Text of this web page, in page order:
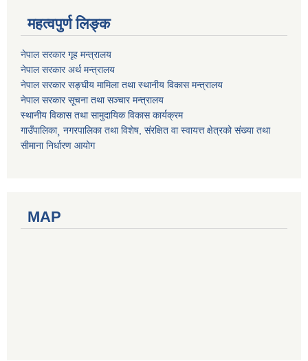
महत्वपुर्ण लिङ्क
नेपाल सरकार गृह मन्त्रालय
नेपाल सरकार अर्थ मन्त्रालय
नेपाल सरकार सङ्घीय मामिला तथा स्थानीय विकास मन्त्रालय
नेपाल सरकार सूचना तथा सञ्चार मन्त्रालय
स्थानीय विकास तथा सामुदायिक विकास कार्यक्रम
गाउँपालिका¸ नगरपालिका तथा विशेष, संरक्षित वा स्वायत्त क्षेत्रको संख्या तथा
सीमाना निर्धारण आयोग
MAP